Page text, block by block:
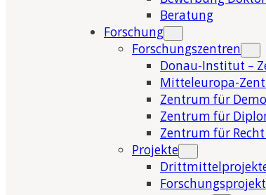
Beratung
Forschung
Forschungszentren
Donau-Institut –
Mitteleuropa-
Zentrum für
Zentrum für
Zentrum für
Projekte